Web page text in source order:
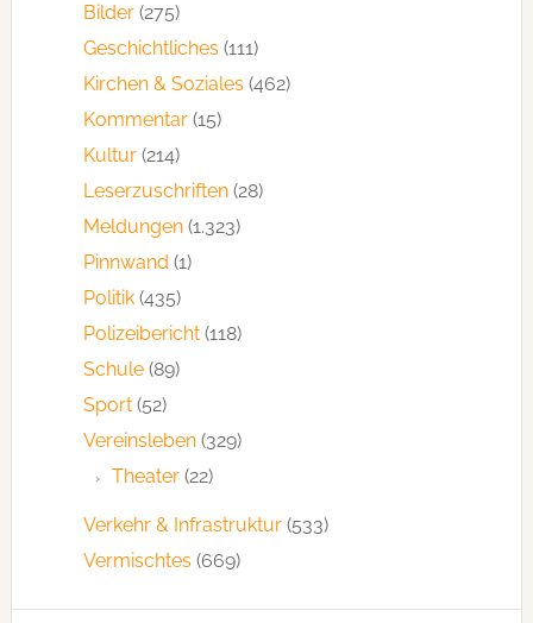
Bilder(275)
Geschichtliches (111)
Kirchen & Soziales (462)
Kommentar(15)
Kultur(214)
Leserzuschriften(28)
Meldungen(1.323)
Pinnwand (1)
Politik(435)
Polizeibericht(118)
Schule(89)
Sport(52)
Vereinsleben(329)
Theater(22)
Verkehr & Infrastruktur(533)
Vermischtes (669)